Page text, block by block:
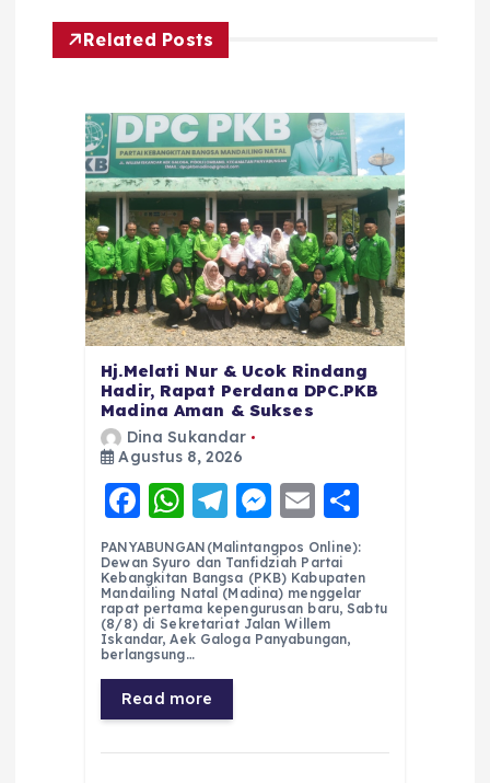
Related Posts
Hj.Melati Nur & Ucok Rindang
Hadir, Rapat Perdana DPC.PKB
Madina Aman & Sukses
Dina Sukandar
Agustus 8, 2026
F
a
c
e
b
o
o
k
W
h
a
ts
A
p
p
T
el
e
g
r
a
m
M
e
ss
e
n
E
m
ai
l
h
a
re
PANYABUNGAN(Malintangpos Online):
Dewan Syuro dan Tanfidziah Partai
Kebangkitan Bangsa (PKB) Kabupaten
Mandailing Natal (Madina) menggelar
rapat pertama kepengurusan baru, Sabtu
(8/8) di Sekretariat Jalan Willem
Iskandar, Aek Galoga Panyabungan,
berlangsung…
Read more